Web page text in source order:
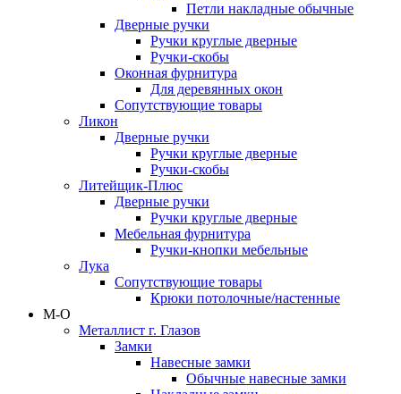
Петли накладные обычные
Дверные ручки
Ручки круглые дверные
Ручки-скобы
Оконная фурнитура
Для деревянных окон
Сопутствующие товары
Ликон
Дверные ручки
Ручки круглые дверные
Ручки-скобы
Литейщик-Плюс
Дверные ручки
Ручки круглые дверные
Мебельная фурнитура
Ручки-кнопки мебельные
Лука
Сопутствующие товары
Крюки потолочные/настенные
М-О
Металлист г. Глазов
Замки
Навесные замки
Обычные навесные замки